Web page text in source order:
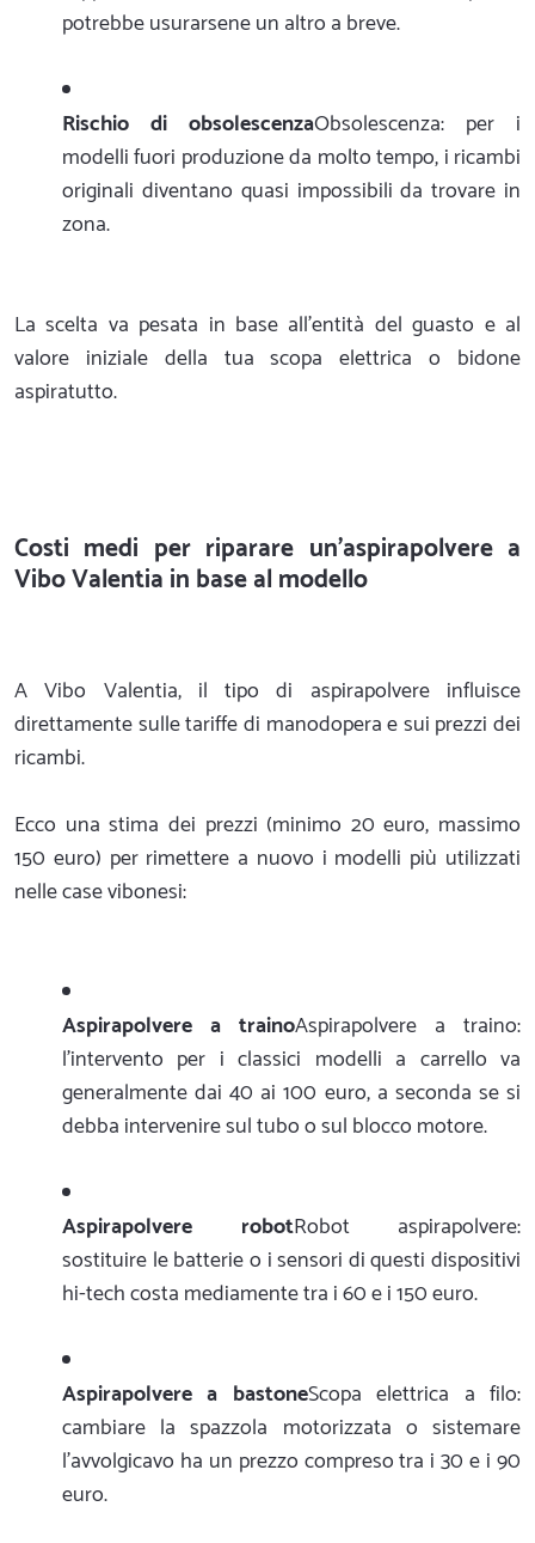
potrebbe usurarsene un altro a breve.
Rischio di obsolescenzaObsolescenza: per i
modelli fuori produzione da molto tempo, i ricambi
originali diventano quasi impossibili da trovare in
zona.
La scelta va pesata in base all'entità del guasto e al
valore iniziale della tua scopa elettrica o bidone
aspiratutto.
Costi medi per riparare un'aspirapolvere a
Vibo Valentia in base al modello
A Vibo Valentia, il tipo di aspirapolvere influisce
direttamente sulle tariffe di manodopera e sui prezzi dei
ricambi.
Ecco una stima dei prezzi (minimo 20 euro, massimo
150 euro) per rimettere a nuovo i modelli più utilizzati
nelle case vibonesi:
Aspirapolvere a trainoAspirapolvere a traino:
l'intervento per i classici modelli a carrello va
generalmente dai 40 ai 100 euro, a seconda se si
debba intervenire sul tubo o sul blocco motore.
Aspirapolvere robotRobot aspirapolvere:
sostituire le batterie o i sensori di questi dispositivi
hi-tech costa mediamente tra i 60 e i 150 euro.
Aspirapolvere a bastoneScopa elettrica a filo:
cambiare la spazzola motorizzata o sistemare
l'avvolgicavo ha un prezzo compreso tra i 30 e i 90
euro.